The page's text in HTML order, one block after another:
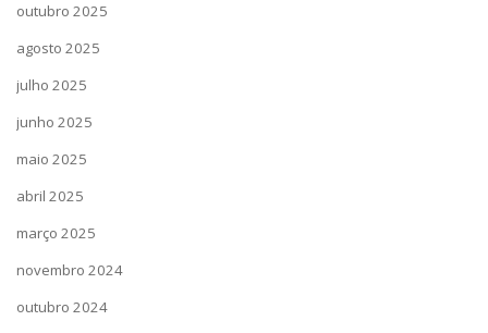
outubro 2025
agosto 2025
julho 2025
junho 2025
maio 2025
abril 2025
março 2025
novembro 2024
outubro 2024